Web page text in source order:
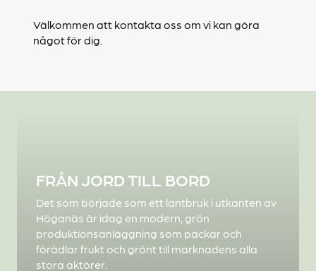
Välkommen att kontakta oss om vi kan göra
något för dig.
FRÅN JORD TILL BORD
Det som började som ett lantbruk i utkanten av
Höganäs är idag en modern, grön
produktionsanläggning som packar och
förädlar frukt och grönt till marknadens alla
stora aktörer.